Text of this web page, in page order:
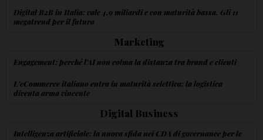
Digital B2B in Italia: vale 4,9 miliardi e con maturità bassa. Gli 11
megatrend per il futuro
Marketing
Engagement: perché l'AI non colma la distanza tra brand e clienti
L'eCommerce italiano entra in maturità selettiva: la logistica
diventa arma vincente
Digital Business
Intelligenza artificiale: la nuova sfida nei CDA di governance per le